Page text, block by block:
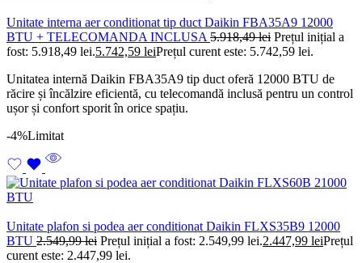
Unitate interna aer conditionat tip duct Daikin FBA35A9 12000
BTU + TELECOMANDA INCLUSA 5.918,49lei Prețul inițial a
fost: 5.918,49 lei.5.742,59 leiPrețul curent este: 5.742,59 lei.
Unitatea internă Daikin FBA35A9 tip duct oferă 12000 BTU de
răcire și încălzire eficientă, cu telecomandă inclusă pentru un control
ușor și confort sporit în orice spațiu.
-4%Limitat
Unitate plafon si podea aer conditionat Daikin FLXS35B9 12000
BTU 2.549,99lei Prețul inițial a fost: 2.549,99 lei.2.447,99 leiPrețul
curent este: 2.447,99 lei.